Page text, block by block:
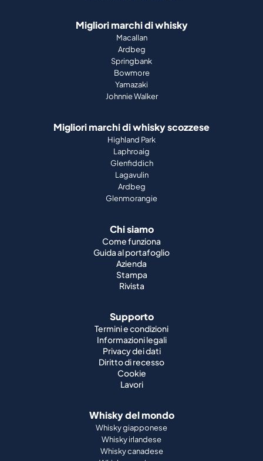
Migliori marchi di whisky
Macallan
Ardbeg
Springbank
Bowmore
Yamazaki
Johnnie Walker
Migliori marchi di whisky scozzese
Highland Park
Laphroaig
Glenfiddich
Lagavulin
Ardbeg
Glenmorangie
Chi siamo
Come funziona
Guida al portafoglio
Azienda
Stampa
Rivista
Supporto
Termini e condizioni
Informazioni legali
Privacy dei dati
Diritto di recesso
Cookie
Lavori
Whisky del mondo
Whisky giapponese
Whisky irlandese
Whisky canadese